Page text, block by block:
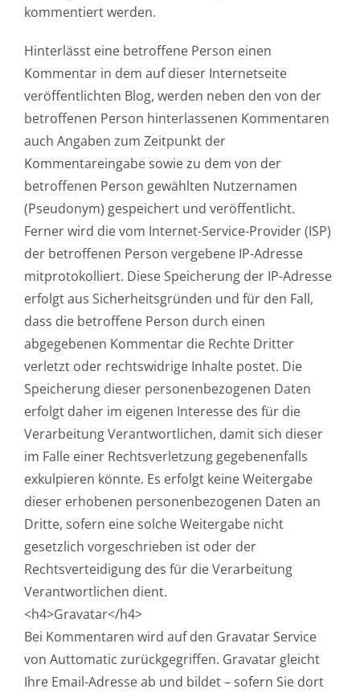
kommentiert werden.
Hinterlässt eine betroffene Person einen
Kommentar in dem auf dieser Internetseite
veröffentlichten Blog, werden neben den von der
betroffenen Person hinterlassenen Kommentaren
auch Angaben zum Zeitpunkt der
Kommentareingabe sowie zu dem von der
betroffenen Person gewählten Nutzernamen
(Pseudonym) gespeichert und veröffentlicht.
Ferner wird die vom Internet-Service-Provider (ISP)
der betroffenen Person vergebene IP-Adresse
mitprotokolliert. Diese Speicherung der IP-Adresse
erfolgt aus Sicherheitsgründen und für den Fall,
dass die betroffene Person durch einen
abgegebenen Kommentar die Rechte Dritter
verletzt oder rechtswidrige Inhalte postet. Die
Speicherung dieser personenbezogenen Daten
erfolgt daher im eigenen Interesse des für die
Verarbeitung Verantwortlichen, damit sich dieser
im Falle einer Rechtsverletzung gegebenenfalls
exkulpieren könnte. Es erfolgt keine Weitergabe
dieser erhobenen personenbezogenen Daten an
Dritte, sofern eine solche Weitergabe nicht
gesetzlich vorgeschrieben ist oder der
Rechtsverteidigung des für die Verarbeitung
Verantwortlichen dient.
<h4>Gravatar</h4>
Bei Kommentaren wird auf den Gravatar Service
von Auttomatic zurückgegriffen. Gravatar gleicht
Ihre Email-Adresse ab und bildet – sofern Sie dort